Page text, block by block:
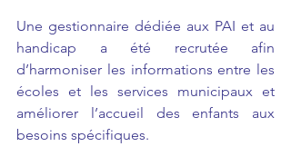
Une gestionnaire dédiée aux PAI et au
handicap a été recrutée afin
d’harmoniser les informations entre les
écoles et les services municipaux et
améliorer l’accueil des enfants aux
besoins spécifiques.